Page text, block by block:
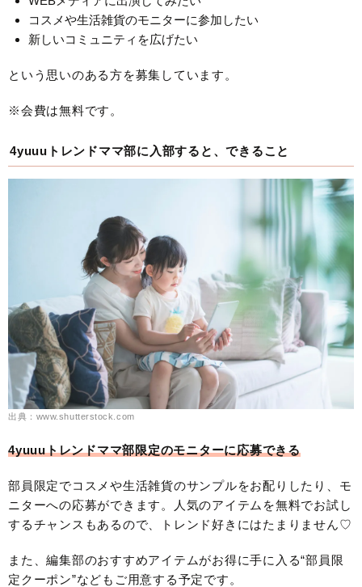
コスメや生活雑貨のモニターに参加したい
新しいコミュニティを広げたい
という思いのある方を募集しています。
※会費は無料です。
4yuuuトレンドママ部に入部すると、できること
出典：www.shutterstock.com
4yuuuトレンドママ部限定のモニターに応募できる
部員限定でコスメや生活雑貨のサンプルをお配りしたり、モ
ニターへの応募ができます。人気のアイテムを無料でお試し
するチャンスもあるので、トレンド好きにはたまりません♡
また、編集部のおすすめアイテムがお得に手に入る“部員限
定クーポン”などもご用意する予定です。